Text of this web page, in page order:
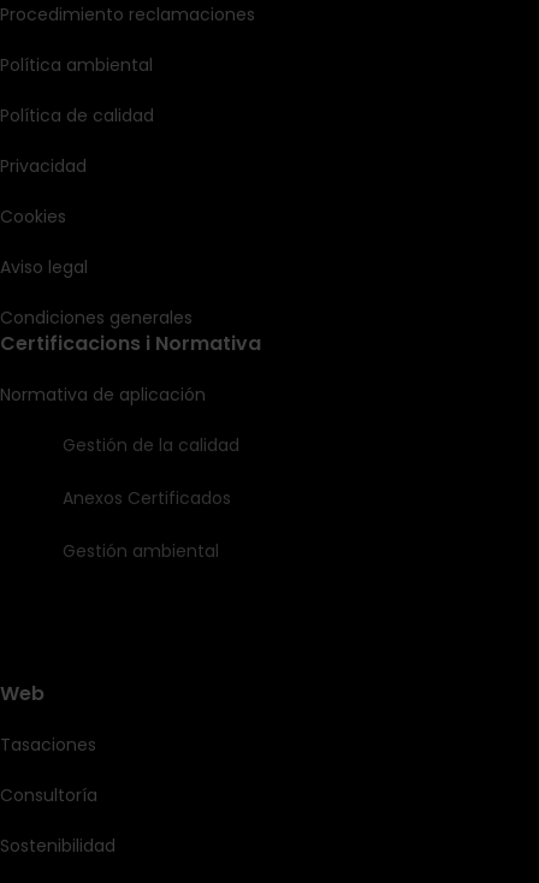
Procedimiento reclamaciones
Política ambiental
Política de calidad
Privacidad
Cookies
Aviso legal
Condiciones generales
Certificacions i Normativa
Normativa de aplicación
Gestión de la calidad
Anexos Certificados
Gestión ambiental
Web
Tasaciones
Consultoría
Sostenibilidad